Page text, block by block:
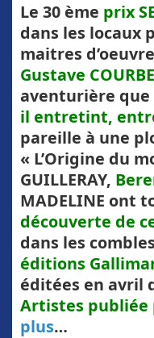
Le 30 ème prix
dans les locaux
maitres
Gustave
aventurière
il entretint,
pareille à une
« L’Origine du
GUILLERAY,
MADELINE ont
découverte de
dans les
éditions
éditées en avril
Artistes publiée
plus…